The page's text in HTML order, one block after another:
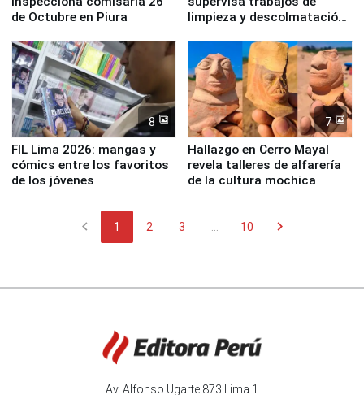
de Octubre en Piura
limpieza y descolmatación
8
FIL Lima 2026: mangas y
cómics entre los favoritos
de los jóvenes
7
Hallazgo en Cerro Mayal
revela talleres de alfarería
de la cultura mochica
chevron_left 1 2 3 ... 10 chevron_right
Av. Alfonso Ugarte 873 Lima 1